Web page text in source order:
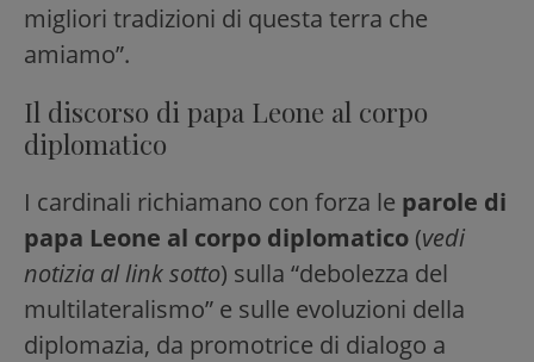
migliori tradizioni di questa terra che
amiamo”.
Il discorso di papa Leone al corpo
diplomatico
I cardinali richiamano con forza le parole di
papa Leone al corpo diplomatico (vedi
notizia al link sotto) sulla “debolezza del
multilateralismo” e sulle evoluzioni della
diplomazia, da promotrice di dialogo a